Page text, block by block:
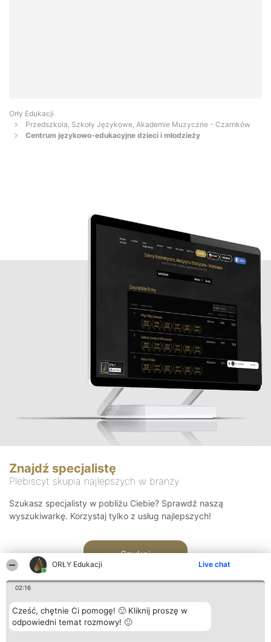
ORŁY Edukacji Live chat
02:16
Cześć, chętnie Ci pomogę! 🙂 Kliknij proszę w
odpowiedni temat rozmowy! 🙂
Orły Edukacji
Przedszkola, Szkoły Językowe, Akademie Muzyczne - Czarnków
Centrum językowo-edukacyjne dzieci i młodzieży
Znajdź specjalistę
Plebiscyt skupia najlepszych w branży
Szukasz specjalisty w pobliżu Ciebie? Sprawdź naszą
wyszukiwarkę. Korzystaj tylko z usług najlepszych!
Szukaj